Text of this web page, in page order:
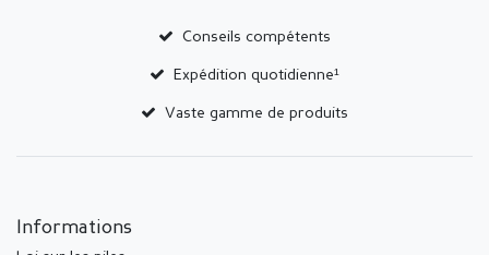
Conseils compétents
Expédition quotidienne¹
Vaste gamme de produits
Informations